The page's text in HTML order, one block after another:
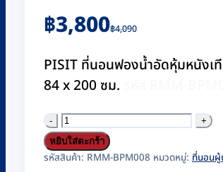
฿4,090
Original
price
was:
฿4,090.
฿3,800
Current
price
is:
฿3,800.
PISIT ที่นอนฟองน้ำอัดหุ้มหนังเ
84 x 200 ซม.
จำนวน
ที่นอน
ผู้
หยิบใส่ตะกร้า
รหัสสินค้า: RMM-BPM008 หมวดหมู่: ที่นอนผู้